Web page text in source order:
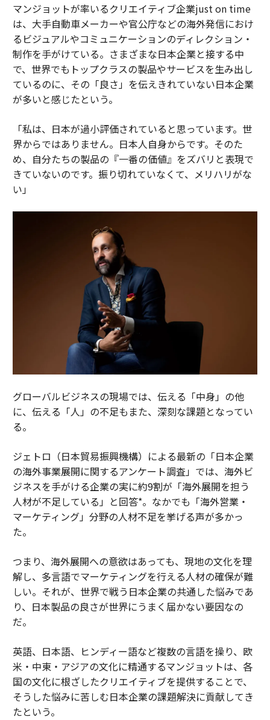
マンジョットが率いるクリエイティブ企業just on time
は、大手自動車メーカーや官公庁などの海外発信におけ
るビジュアルやコミュニケーションのディレクション・
制作を手がけている。さまざまな日本企業と接する中
で、世界でもトップクラスの製品やサービスを生み出し
ているのに、その「良さ」を伝えきれていない日本企業
が多いと感じたという。
「私は、日本が過小評価されていると思っています。世
界からではありません。日本人自身からです。そのた
め、自分たちの製品の『一番の価値』をズバリと表現で
きていないのです。振り切れていなくて、メリハリがな
い」
グローバルビジネスの現場では、伝える「中身」の他
に、伝える「人」の不足もまた、深刻な課題となってい
る。
ジェトロ（日本貿易振興機構）による最新の「日本企業
の海外事業展開に関するアンケート調査」では、海外ビ
ジネスを手がける企業の実に約9割が「海外展開を担う
人材が不足している」と回答*。なかでも「海外営業・
マーケティング」分野の人材不足を挙げる声が多かっ
た。
つまり、海外展開への意欲はあっても、現地の文化を理
解し、多言語でマーケティングを行える人材の確保が難
しい。それが、世界で戦う日本企業の共通した悩みであ
り、日本製品の良さが世界にうまく届かない要因なの
だ。
英語、日本語、ヒンディー語など複数の言語を操り、欧
米・中東・アジアの文化に精通するマンジョットは、各
国の文化に根ざしたクリエイティブを提供することで、
そうした悩みに苦しむ日本企業の課題解決に貢献してき
たという。